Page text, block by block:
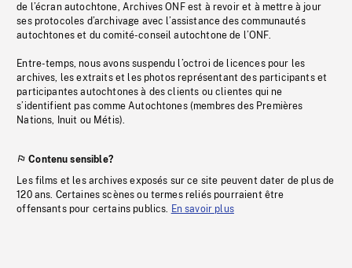
de l’écran autochtone, Archives ONF est à revoir et à mettre à jour
ses protocoles d’archivage avec l’assistance des communautés
autochtones et du comité-conseil autochtone de l’ONF.
Entre-temps, nous avons suspendu l’octroi de licences pour les
archives, les extraits et les photos représentant des participants et
participantes autochtones à des clients ou clientes qui ne
s’identifient pas comme Autochtones (membres des Premières
Nations, Inuit ou Métis).
Contenu sensible?
Les films et les archives exposés sur ce site peuvent dater de plus de
120 ans. Certaines scènes ou termes reliés pourraient être
offensants pour certains publics. En savoir plus